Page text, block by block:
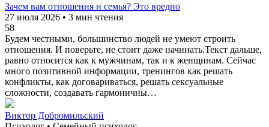
Зачем вам отношения и семья? Это вредно
27 июля 2026 • 3 мин чтения
58
Будем честными, большинство людей не умеют строить
отношения. И поверьте, не стоит даже начинать.Текст дальше,
равно относится как к мужчинам, так и к женщинам. Сейчас
много позитивной информации, тренингов как решать
конфликты, как договариваться, решать сексуальные
сложности, создавать гармоничны…
Виктор Добромильский